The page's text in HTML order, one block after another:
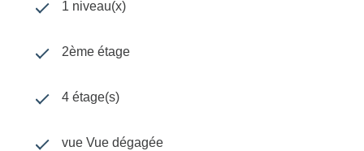
1 niveau(x)
2ème étage
4 étage(s)
vue Vue dégagée